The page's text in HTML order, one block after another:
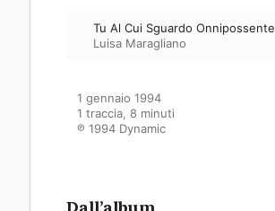
Tu Al Cui Sguardo Onnipossente
Luisa Maragliano
1 gennaio 1994
1 traccia, 8 minuti
℗ 1994 Dynamic
Dall’album